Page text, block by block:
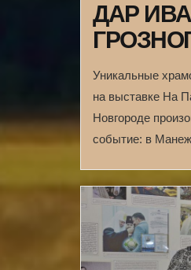
ДАР
Уникальные
на выставке На
Новгороде
событие: в